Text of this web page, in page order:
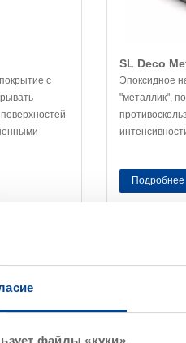
с
SL Deco
Эпоксидное
"металлик",
Подробнее
Найдено 13